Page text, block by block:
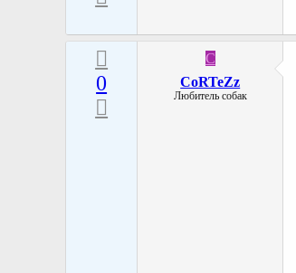
0
C
CoRTeZz
Любитель собак